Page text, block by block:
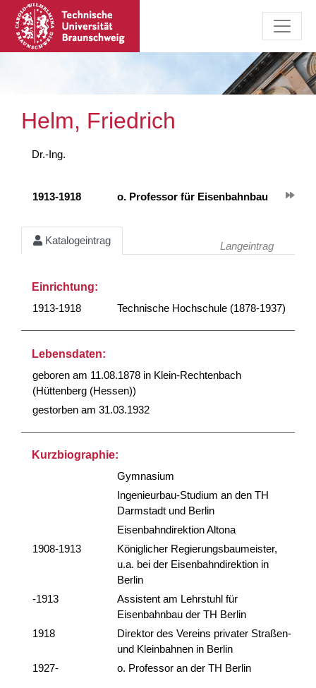
Helm, Friedrich
Dr.-Ing.
1913-1918 o. Professor für Eisenbahnbau
Katalogeintrag Langeintrag
Einrichtung:
1913-1918
Technische Hochschule (1878-1937)
Lebensdaten:
geboren am 11.08.1878 in Klein-Rechtenbach
(Hüttenberg (Hessen))
gestorben am 31.03.1932
Kurzbiographie:
Gymnasium
Ingenieurbau-Studium an den TH
Darmstadt und Berlin
Eisenbahndirektion Altona
1908-1913
Königlicher Regierungsbaumeister,
u.a. bei der Eisenbahndirektion in
Berlin
-1913
Assistent am Lehrstuhl für
Eisenbahnbau der TH Berlin
1918
Direktor des Vereins privater Straßen-
und Kleinbahnen in Berlin
1927-
o. Professor an der TH Berlin